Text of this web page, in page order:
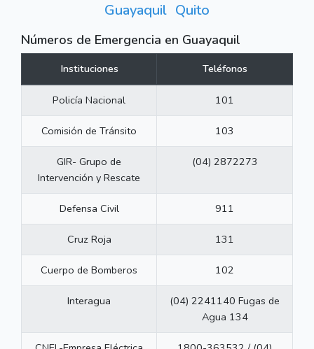
Guayaquil Quito
Números de Emergencia en Guayaquil
Instituciones Teléfonos
Policía Nacional 101
Comisión de Tránsito 103
GIR- Grupo de
Intervención y Rescate
(04) 2872273
Defensa Civil 911
Cruz Roja 131
Cuerpo de Bomberos 102
Interagua
(04) 2241140 Fugas de
Agua 134